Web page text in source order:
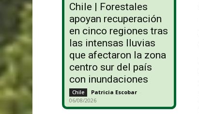
Chile | Forestales
apoyan recuperación
en cinco regiones tras
las intensas lluvias
que afectaron la zona
centro sur del país
con inundaciones
Chile Patricia Escobar -
06/08/2026